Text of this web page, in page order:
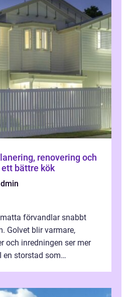
bättre kök
förvandlar snabbt
Golvet blir varmare,
och inredningen ser mer
en storstad som